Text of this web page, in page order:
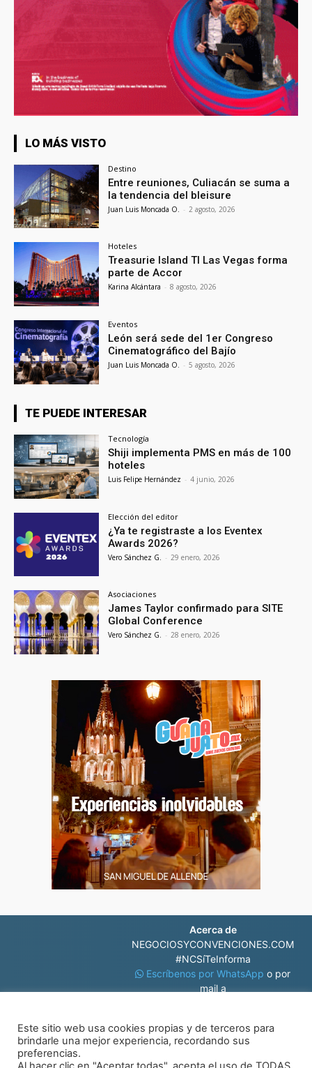
LO MÁS VISTO
Destino
Entre reuniones, Culiacán se suma a
la tendencia del bleisure
Juan Luis Moncada O. - 2 agosto, 2026
Hoteles
Treasurie Island TI Las Vegas forma
parte de Accor
Karina Alcántara - 8 agosto, 2026
Eventos
León será sede del 1er Congreso
Cinematográfico del Bajío
Juan Luis Moncada O. - 5 agosto, 2026
TE PUEDE INTERESAR
Tecnología
Shiji implementa PMS en más de 100
hoteles
Luis Felipe Hernández - 4 junio, 2026
Elección del editor
¿Ya te registraste a los Eventex
Awards 2026?
Vero Sánchez G. - 29 enero, 2026
Asociaciones
James Taylor confirmado para SITE
Global Conference
Vero Sánchez G. - 28 enero, 2026
Acerca de
NEGOCIOSYCONVENCIONES.COM
#NCSíTeInforma
Escríbenos por WhatsAppo por
mail a
Este sitio web usa cookies propias y de terceros para
brindarle una mejor experiencia, recordando sus
preferencias.